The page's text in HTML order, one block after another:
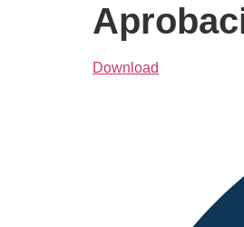
Download